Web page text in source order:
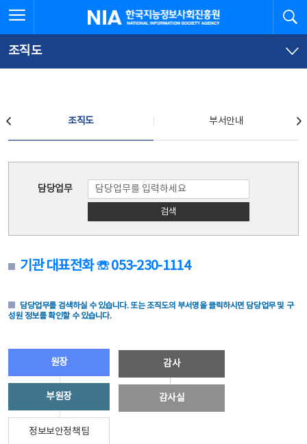
문
로
가
체
뉴
바
가
한국지능정보사회진흥원
조직도
조직도 부서안내
담당업무
검색
기관 대표전화 ☏ 053-230-1114
담당업무를 검색하실 수 있습니다. 또는 조직도의 부서명을 클릭하시면 담당업무 및 구
성원 정보를 확인할 수 있습니다.
원장
부원장
정보보안정책팀
감사
감사실